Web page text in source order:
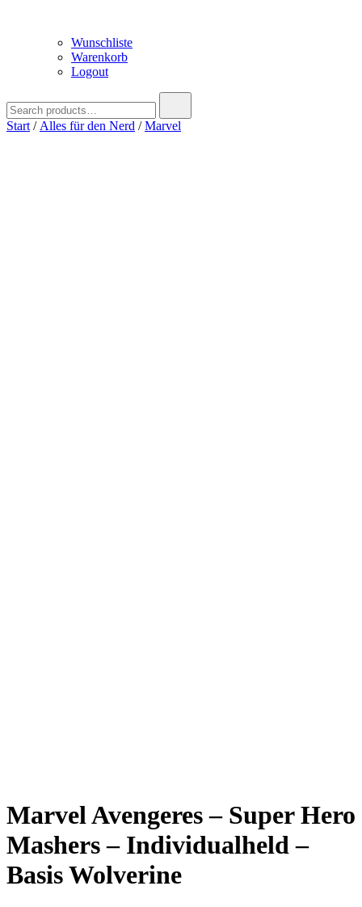
Wunschliste
Warenkorb
Logout
for:
Start / Alles für den Nerd /Marvel
Marvel Avengeres – Super Hero
Mashers – Individualheld –
Basis Wolverine